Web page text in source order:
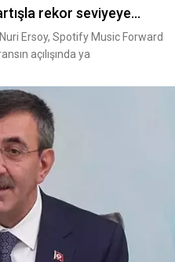
rekor seviyeye
Ersoy, Spotify Music Forward
açılışında ya